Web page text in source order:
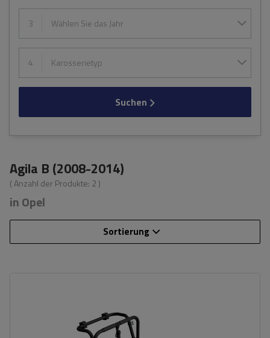
3 Wählen Sie das Jahr
4 Karosserietyp
Suchen
Agila B (2008-2014)
( Anzahl der Produkte: 2 )
in Opel
Sortierung
universelles Montagesystem
kompatibel mit allen Karosseriearten